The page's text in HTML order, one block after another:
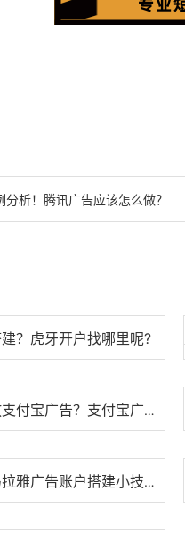
分析！腾讯广告应该怎么做？
？虎牙开户找哪里呢?
逾期行业是否可以投放支付宝广告？支付宝广告开户需要哪些资质？
期刊发表行业投放喜马拉雅广告账户搭建小技巧！